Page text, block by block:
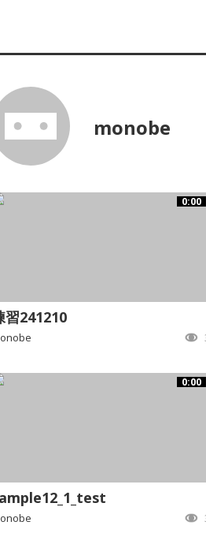
monobe
0:00
習241210
0:00